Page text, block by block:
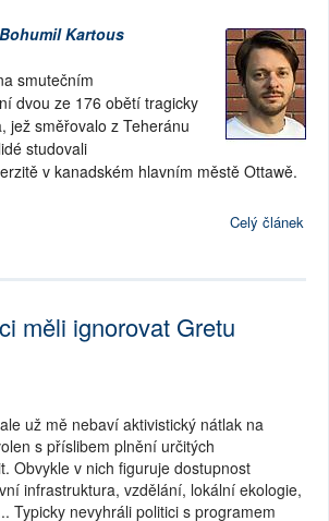
Kartous
smutečním
dvou ze 176 obětí tragicky
jež směřovalo z Teheránu
studovali
v kanadském hlavním městě Ottawě.
Celý článek
měli ignorovat Gretu
už mě nebaví aktivistický nátlak na
s příslibem plnění určitých
Obvykle v nich figuruje dostupnost
infrastruktura, vzdělání, lokální ekologie,
Typicky nevyhráli politici s programem